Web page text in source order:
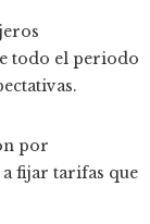
todo el periodo
por
fijar tarifas que